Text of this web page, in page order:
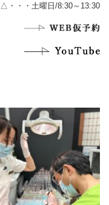
△・・・土曜日/8:30～13:30